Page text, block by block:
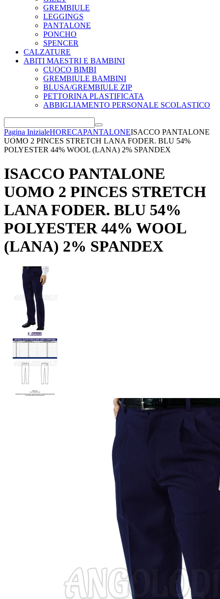
GREMBIULE
LEGGINGS
PANTALONE
PONCHO
SPENCER
CALZATURE
ABITI MAESTRI E BAMBINI
CUOCO BIMBI
GREMBIULE BAMBINI
BLUSA/GREMBIULE ZIP
PETTORINA PLASTIFICATA
ABBIGLIAMENTO PERSONALE SCOLASTICO
Pagina InizialeHORECAPANTALONEISACCO PANTALONE
UOMO 2 PINCES STRETCH LANA FODER. BLU 54%
POLYESTER 44% WOOL (LANA) 2% SPANDEX
ISACCO PANTALONE
UOMO 2 PINCES STRETCH
LANA FODER. BLU 54%
POLYESTER 44% WOOL
(LANA) 2% SPANDEX